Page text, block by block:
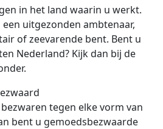
in het land waarin u werkt.
uitgezonden ambtenaar,
of zeevarende bent. Bent u
Nederland? Kijk dan bij de
tegen elke vorm van
bent u gemoedsbezwaarde